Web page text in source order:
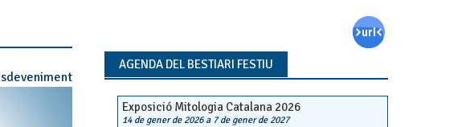
AGENDA DEL BESTIARI FESTIU
Exposició Mitologia Catalana 2026
14 de gener de 2026a 7 de gener de 2027